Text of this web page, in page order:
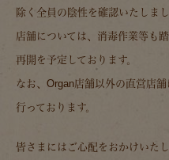
除く全員の陰性を確認いたしまし
店舗については、消毒作業等も
再開を予定しております。
なお、Organ店舗以外の直営店
行っております。
皆さまにはご心配をおかけいた